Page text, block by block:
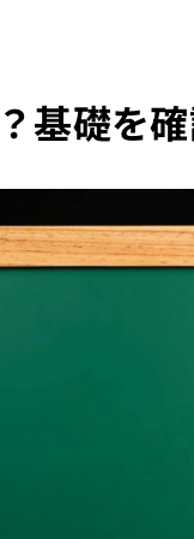
基礎を